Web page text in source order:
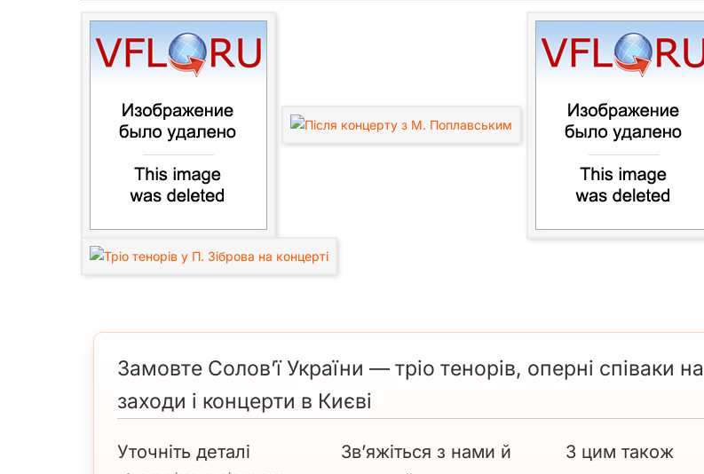
Замовте Солов’ї України — тріо тенорів, оперні співаки на
заходи і концерти в Києві
Уточніть деталі
Зв’яжіться з нами й
З цим також